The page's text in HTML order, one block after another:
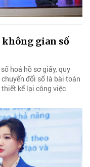
gian số
hoá hồ sơ giấy, quy
đổi số là bài toán
kế lại công việc